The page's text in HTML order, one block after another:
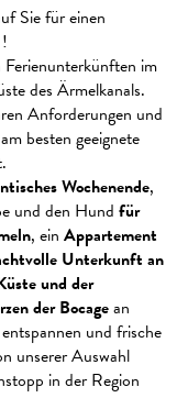
Sie für einen
im
des Ärmelkanals.
Anforderungen und
besten geeignete
Wochenende,
und den Hund für
, ein Appartement
Unterkunft an
und der
der Bocagean
und frische
unserer Auswahl
in der Region